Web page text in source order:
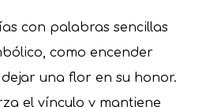
con palabras sencillas
como encender
una flor en su honor.
el vínculo y mantiene